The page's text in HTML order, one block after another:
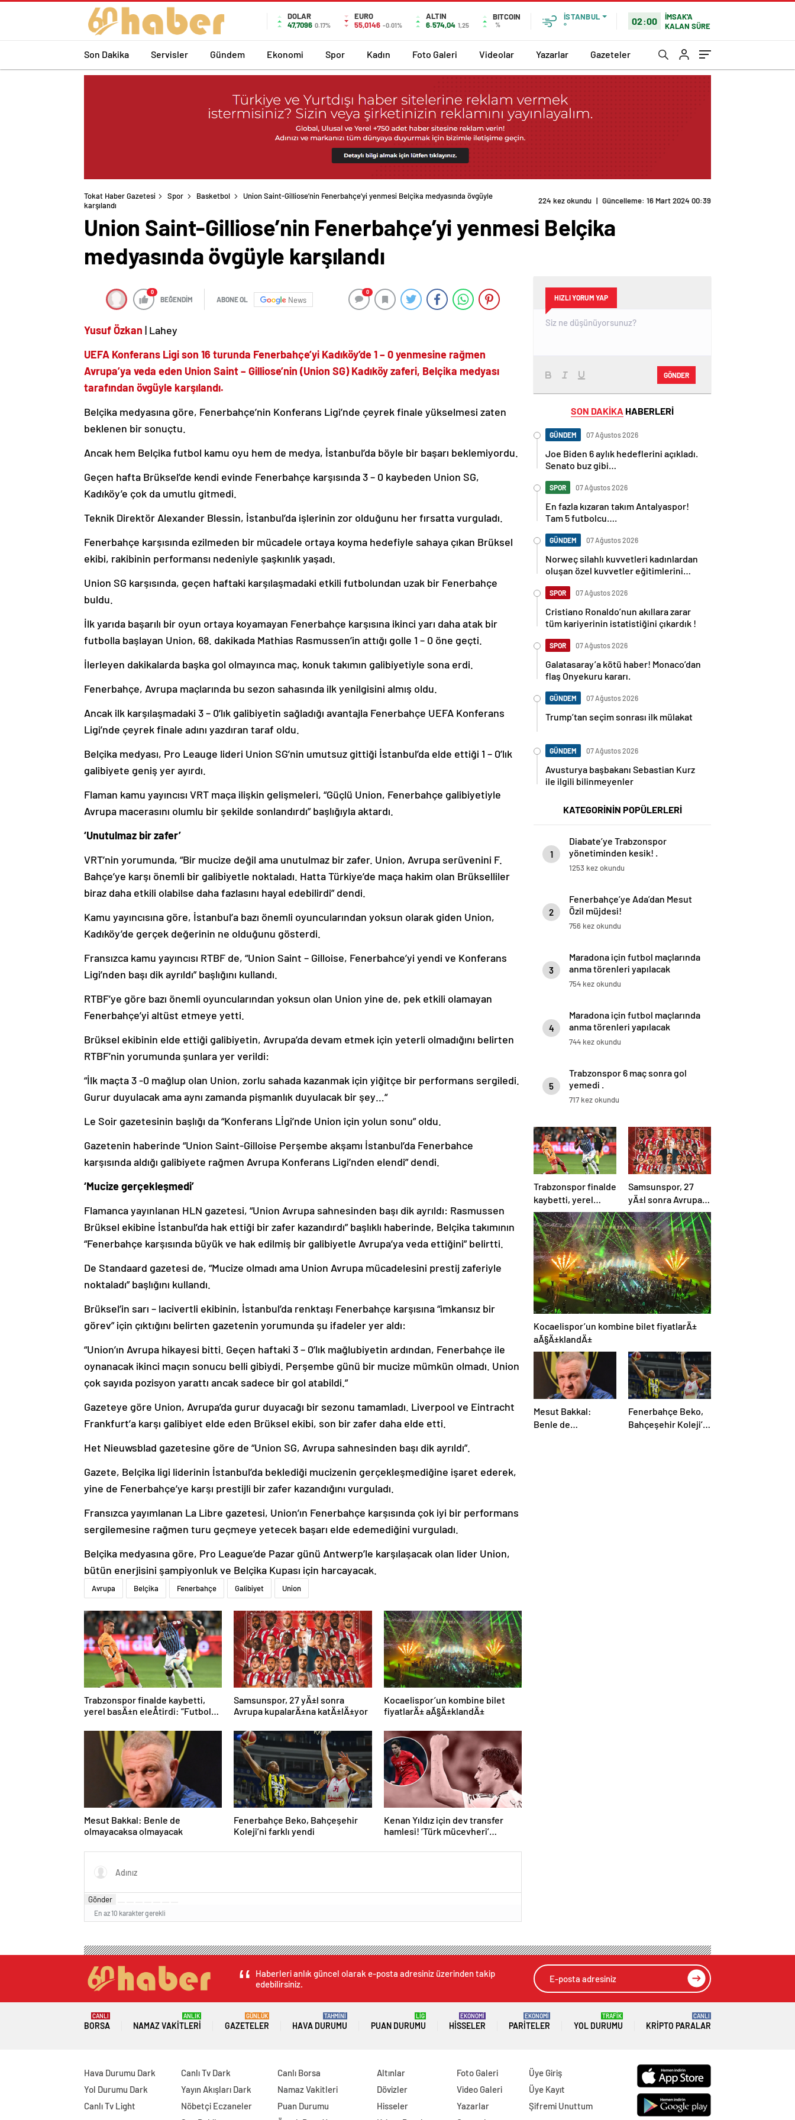
DOLAR
47,7096 0.17%
EURO
55,0146 -0.01%
ALTIN
6.574,04 1,25
BITCOIN
%
İSTANBUL
°
02:00
İMSAK'A
KALAN SÜRE
Son Dakika Servisler Gündem Ekonomi Spor Kadın Foto Galeri Videolar Yazarlar Gazeteler
Tokat Haber Gazetesi Spor Basketbol
Union Saint-Gilliose’nin Fenerbahçe’yi yenmesi Belçika medyasında övgüyle
karşılandı
224 kez okundu | Güncelleme: 16 Mart 2024 00:39
Union Saint-Gilliose’nin Fenerbahçe’yi yenmesi Belçika
medyasında övgüyle karşılandı
0
BEĞENDİM ABONE OL News
0
Yusuf Özkan | Lahey
UEFA Konferans Ligi son 16 turunda Fenerbahçe’yi Kadıköy’de 1 – 0 yenmesine rağmen
Avrupa’ya veda eden Union Saint – Gilliose’nin (Union SG) Kadıköy zaferi, Belçika medyası
tarafından övgüyle karşılandı.
Belçika medyasına göre, Fenerbahçe’nin Konferans Ligi’nde çeyrek finale yükselmesi zaten
beklenen bir sonuçtu.
Ancak hem Belçika futbol kamu oyu hem de medya, İstanbul’da böyle bir başarı beklemiyordu.
Geçen hafta Brüksel’de kendi evinde Fenerbahçe karşısında 3 – 0 kaybeden Union SG,
Kadıköy’e çok da umutlu gitmedi.
Teknik Direktör Alexander Blessin, İstanbul’da işlerinin zor olduğunu her fırsatta vurguladı.
Fenerbahçe karşısında ezilmeden bir mücadele ortaya koyma hedefiyle sahaya çıkan Brüksel
ekibi, rakibinin performansı nedeniyle şaşkınlık yaşadı.
Union SG karşısında, geçen haftaki karşılaşmadaki etkili futbolundan uzak bir Fenerbahçe
buldu.
İlk yarıda başarılı bir oyun ortaya koyamayan Fenerbahçe karşısına ikinci yarı daha atak bir
futbolla başlayan Union, 68. dakikada Mathias Rasmussen’in attığı golle 1 – 0 öne geçti.
İlerleyen dakikalarda başka gol olmayınca maç, konuk takımın galibiyetiyle sona erdi.
Fenerbahçe, Avrupa maçlarında bu sezon sahasında ilk yenilgisini almış oldu.
Ancak ilk karşılaşmadaki 3 – 0’lık galibiyetin sağladığı avantajla Fenerbahçe UEFA Konferans
Ligi’nde çeyrek finale adını yazdıran taraf oldu.
Belçika medyası, Pro Leauge lideri Union SG’nin umutsuz gittiği İstanbul’da elde ettiği 1 – 0’lık
galibiyete geniş yer ayırdı.
Flaman kamu yayıncısı VRT maça ilişkin gelişmeleri, “Güçlü Union, Fenerbahçe galibiyetiyle
Avrupa macerasını olumlu bir şekilde sonlandırdı” başlığıyla aktardı.
‘Unutulmaz bir zafer’
VRT’nin yorumunda, “Bir mucize değil ama unutulmaz bir zafer. Union, Avrupa serüvenini F.
Bahçe’ye karşı önemli bir galibiyetle noktaladı. Hatta Türkiye’de maça hakim olan Brükselliler
biraz daha etkili olabilse daha fazlasını hayal edebilirdi” dendi.
Kamu yayıncısına göre, İstanbul’a bazı önemli oyuncularından yoksun olarak giden Union,
Kadıköy’de gerçek değerinin ne olduğunu gösterdi.
Fransızca kamu yayıncısı RTBF de, “Union Saint – Gilloise, Fenerbahce’yi yendi ve Konferans
Ligi’nden başı dik ayrıldı” başlığını kullandı.
RTBF’ye göre bazı önemli oyuncularından yoksun olan Union yine de, pek etkili olamayan
Fenerbahçe’yi altüst etmeye yetti.
Brüksel ekibinin elde ettiği galibiyetin, Avrupa’da devam etmek için yeterli olmadığını belirten
RTBF’nin yorumunda şunlara yer verildi:
“İlk maçta 3 -0 mağlup olan Union, zorlu sahada kazanmak için yiğitçe bir performans sergiledi.
Gurur duyulacak ama aynı zamanda pişmanlık duyulacak bir şey…“
Le Soir gazetesinin başlığı da “Konferans Lİgi’nde Union için yolun sonu” oldu.
Gazetenin haberinde “Union Saint-Gilloise Perşembe akşamı İstanbul’da Fenerbahce
karşısında aldığı galibiyete rağmen Avrupa Konferans Ligi’nden elendi” dendi.
‘Mucize gerçekleşmedi’
Flamanca yayınlanan HLN gazetesi, “Union Avrupa sahnesinden başı dik ayrıldı: Rasmussen
Brüksel ekibine İstanbul’da hak ettiği bir zafer kazandırdı” başlıklı haberinde, Belçika takımının
“Fenerbahçe karşısında büyük ve hak edilmiş bir galibiyetle Avrupa’ya veda ettiğini” belirtti.
De Standaard gazetesi de, “Mucize olmadı ama Union Avrupa mücadelesini prestij zaferiyle
noktaladı” başlığını kullandı.
Brüksel’in sarı – lacivertli ekibinin, İstanbul’da renktaşı Fenerbahçe karşısına “imkansız bir
görev” için çıktığını belirten gazetenin yorumunda şu ifadeler yer aldı:
“Union’ın Avrupa hikayesi bitti. Geçen haftaki 3 – 0’lık mağlubiyetin ardından, Fenerbahçe ile
oynanacak ikinci maçın sonucu belli gibiydi. Perşembe günü bir mucize mümkün olmadı. Union
çok sayıda pozisyon yarattı ancak sadece bir gol atabildi.”
Gazeteye göre Union, Avrupa’da gurur duyacağı bir sezonu tamamladı. Liverpool ve Eintracht
Frankfurt’a karşı galibiyet elde eden Brüksel ekibi, son bir zafer daha elde etti.
Het Nieuwsblad gazetesine göre de “Union SG, Avrupa sahnesinden başı dik ayrıldı”.
Gazete, Belçika ligi liderinin İstanbul’da beklediği mucizenin gerçekleşmediğine işaret ederek,
yine de Fenerbahçe’ye karşı prestijli bir zafer kazandığını vurguladı.
Fransızca yayımlanan La Libre gazetesi, Union’ın Fenerbahçe karşısında çok iyi bir performans
sergilemesine rağmen turu geçmeye yetecek başarı elde edemediğini vurguladı.
Belçika medyasına göre, Pro League’de Pazar günü Antwerp’le karşılaşacak olan lider Union,
bütün enerjisini şampiyonluk ve Belçika Kupası için harcayacak.
Avrupa Belçika Fenerbahçe Galibiyet Union
Trabzonspor finalde kaybetti,
yerel basÄ±n eleÅtirdi: “Futbol
Samsunspor, 27 yÄ±l sonra
Avrupa kupalarÄ±na katÄ±lÄ±yor
Kocaelispor’un kombine bilet
fiyatlarÄ± aÃ§Ä±klandÄ±
Mesut Bakkal: Benle de
olmayacaksa olmayacak
Fenerbahçe Beko, Bahçeşehir
Koleji’ni farklı yendi
Kenan Yıldız için dev transfer
hamlesi! ‘Türk mücevheri’
Gönder
En az 10 karakter gerekli
HIZLI YORUM YAP
GÖNDER
SON DAKİKA HABERLERİ
GÜNDEM 07 Ağustos 2026
Joe Biden 6 aylık hedeflerini açıkladı.
Senato buz gibi…
SPOR 07 Ağustos 2026
En fazla kızaran takım Antalyaspor!
Tam 5 futbolcu….
GÜNDEM 07 Ağustos 2026
Norweç silahlı kuvvetleri kadınlardan
oluşan özel kuvvetler eğitimlerini
SPOR 07 Ağustos 2026
Cristiano Ronaldo’nun akıllara zarar
tüm kariyerinin istatistiğini çıkardık !
SPOR 07 Ağustos 2026
Galatasaray’a kötü haber! Monaco’dan
flaş Onyekuru kararı.
GÜNDEM 07 Ağustos 2026
Trump’tan seçim sonrası ilk mülakat
GÜNDEM 07 Ağustos 2026
Avusturya başbakanı Sebastian Kurz
ile ilgili bilinmeyenler
KATEGORİNİN POPÜLERLERİ
1
Diabate’ye Trabzonspor
yönetiminden kesik! .
1253 kez okundu
2
Fenerbahçe’ye Ada’dan Mesut
Özil müjdesi!
756 kez okundu
3
Maradona için futbol maçlarında
anma törenleri yapılacak
754 kez okundu
4
Maradona için futbol maçlarında
anma törenleri yapılacak
744 kez okundu
5
Trabzonspor 6 maç sonra gol
yemedi .
717 kez okundu
Trabzonspor finalde
kaybetti, yerel
basÄ±n eleÅtirdi:
“Futbol felaket,
sonuÃ§ rezalet”
Samsunspor, 27
yÄ±l sonra Avrupa
kupalarÄ±na
katÄ±lÄ±yor
Kocaelispor’un kombine bilet fiyatlarÄ±
aÃ§Ä±klandÄ±
Mesut Bakkal:
Benle de
Fenerbahçe Beko,
Bahçeşehir Koleji’ni
Haberleri anlık güncel olarak e-posta adresiniz üzerinden takip
edebilirsiniz.
BORSA
CANLI
NAMAZ VAKITLERI
ANLIK
GAZETELER
GÜNLÜK
HAVA DURUMU
TAHMİNİ
PUAN DURUMU
LİG
HISSELER
EKONOMİ
PARITELER
EKONOMİ
YOL DURUMU
TRAFİK
KRIPTO PARALAR
CANLI
Hava Durumu Dark
Yol Durumu Dark
Canlı Tv Light
Canlı Tv Dark
Yayın Akışları Dark
Nöbetçi Eczaneler
Canlı Borsa
Namaz Vakitleri
Puan Durumu
Altınlar
Dövizler
Hisseler
Foto Galeri
Video Galeri
Yazarlar
Üye Giriş
Üye Kayıt
Şifremi Unuttum